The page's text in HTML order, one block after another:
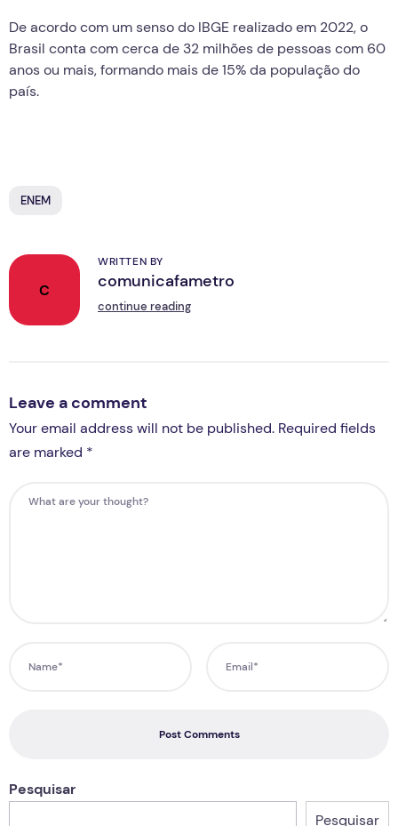
De acordo com um senso do IBGE realizado em 2022, o
Brasil conta com cerca de 32 milhões de pessoas com 60
anos ou mais, formando mais de 15% da população do
país.
ENEM
C
WRITTEN BY
comunicafametro
continue reading
Leave a comment
Your email address will not be published. Required fields
are marked *
Post Comments
Pesquisar
Pesquisar